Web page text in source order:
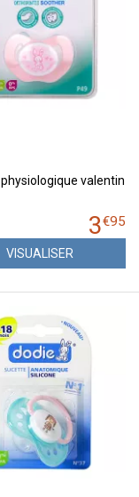
valentin
3€95
VISUALISER